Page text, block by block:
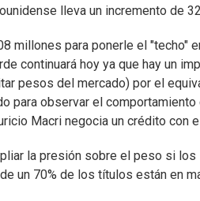
lleva un incremento de
millones para ponerle el "techo"
continuará hoy ya que hay un
pesos del mercado) por el
para observar el
Macri negocia un crédito con
la presión sobre el peso si
un 70% de los títulos están en